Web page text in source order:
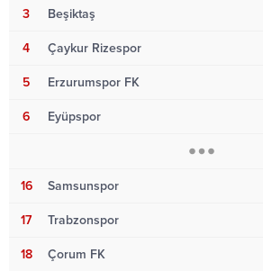
3 Beşiktaş
4 Çaykur Rizespor
5 Erzurumspor FK
6 Eyüpspor
16 Samsunspor
17 Trabzonspor
18 Çorum FK